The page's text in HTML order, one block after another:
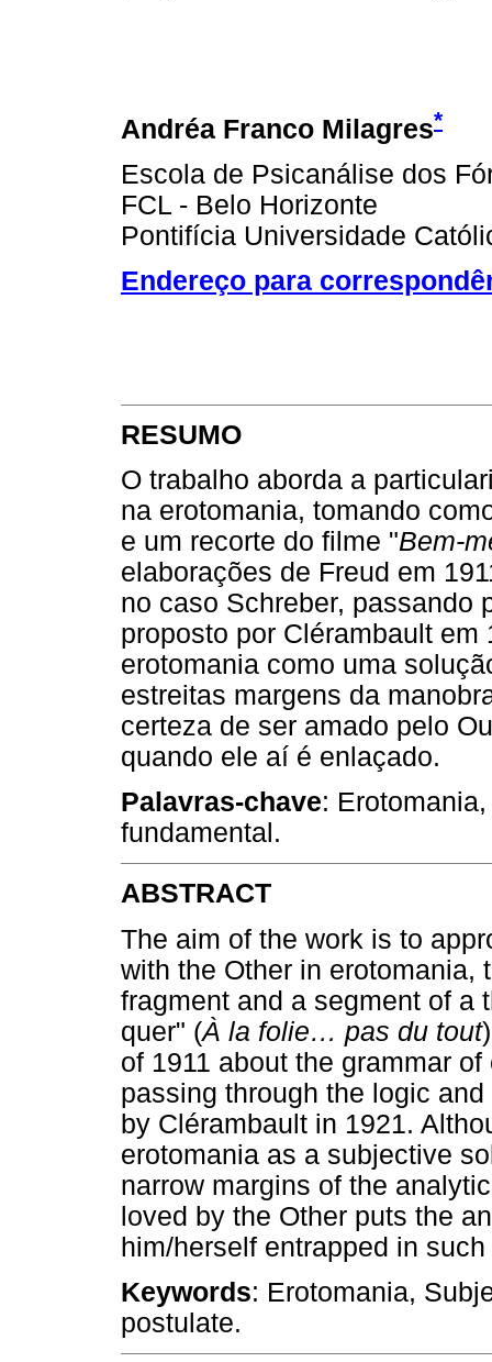
Andréa Franco Milagres*
Escola de Psicanálise dos
FCL - Belo Horizonte
Pontifícia Universidade
Endereço para
RESUMO
O trabalho aborda a
na erotomania, tomando
e um recorte do filme "Bem-
elaborações de Freud em
no caso Schreber, passando
proposto por Clérambault
erotomania como uma
estreitas margens da
certeza de ser amado pelo
quando ele aí é enlaçado.
Palavras-chave:
fundamental.
ABSTRACT
The aim of the work is to
with the Other in erotomania,
fragment and a segment of a
quer" (À la folie… pas du tout
of 1911 about the grammar
passing through the logic
by Clérambault in 1921.
erotomania as a subjective
narrow margins of the
loved by the Other puts the
him/herself entrapped in
Keywords: Erotomania,
postulate.